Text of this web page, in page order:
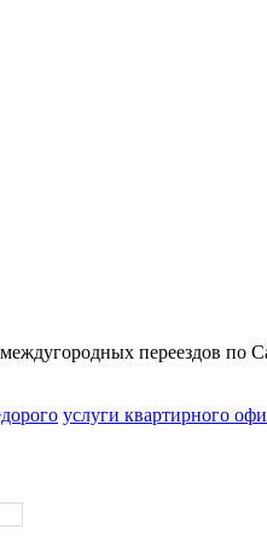
переездов по
услуги квартирного